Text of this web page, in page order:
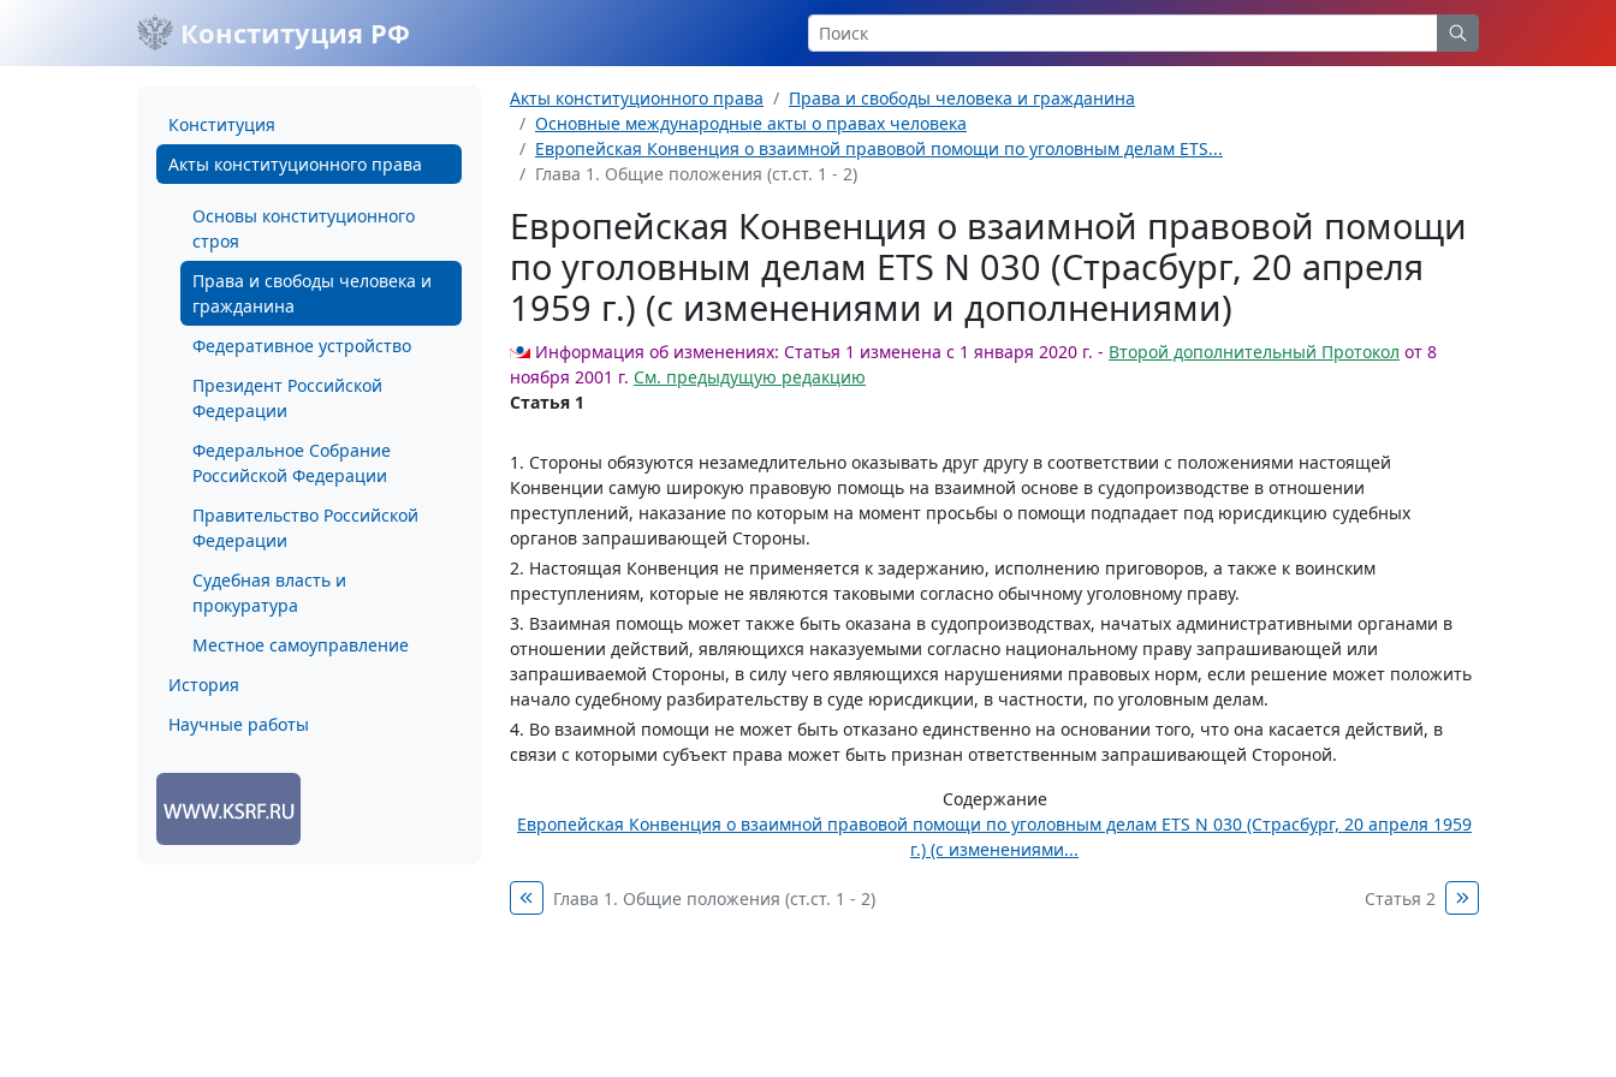
Конституция РФ
Конституция
Акты конституционного права
Основы конституционного
строя
Права и свободы человека и
гражданина
Федеративное устройство
Президент Российской
Федерации
Федеральное Собрание
Российской Федерации
Правительство Российской
Федерации
Судебная власть и
прокуратура
Местное самоуправление
История
Научные работы
Акты конституционного права
Права и свободы человека и гражданина
Основные международные акты о правах человека
Европейская Конвенция о взаимной правовой помощи по уголовным делам ETS...
Глава 1. Общие положения (ст.ст. 1 - 2)
Европейская Конвенция о взаимной правовой помощи
по уголовным делам ETS N 030 (Страсбург, 20 апреля
1959 г.) (с изменениями и дополнениями)
Информация об изменениях: Статья 1 изменена с 1 января 2020 г. - Второй дополнительный Протокол от 8
ноября 2001 г. См. предыдущую редакцию
Статья 1
1. Стороны обязуются незамедлительно оказывать друг другу в соответствии с положениями настоящей
Конвенции самую широкую правовую помощь на взаимной основе в судопроизводстве в отношении
преступлений, наказание по которым на момент просьбы о помощи подпадает под юрисдикцию судебных
органов запрашивающей Стороны.
2. Настоящая Конвенция не применяется к задержанию, исполнению приговоров, а также к воинским
преступлениям, которые не являются таковыми согласно обычному уголовному праву.
3. Взаимная помощь может также быть оказана в судопроизводствах, начатых административными органами в
отношении действий, являющихся наказуемыми согласно национальному праву запрашивающей или
запрашиваемой Стороны, в силу чего являющихся нарушениями правовых норм, если решение может положить
начало судебному разбирательству в суде юрисдикции, в частности, по уголовным делам.
4. Во взаимной помощи не может быть отказано единственно на основании того, что она касается действий, в
связи с которыми субъект права может быть признан ответственным запрашивающей Стороной.
Содержание
Европейская Конвенция о взаимной правовой помощи по уголовным делам ETS N 030 (Страсбург, 20 апреля 1959
г.) (с изменениями...
Глава 1. Общие положения (ст.ст. 1 - 2) Статья 2